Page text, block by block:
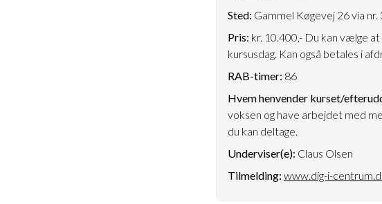
Sted: Gammel Køgevej 26 via
Pris: kr. 10.400,- Du kan vælge
kursusdag. Kan også betales i
RAB-timer: 86
Hvem henvender kurset/
voksen og have arbejdet med
du kan deltage.
Underviser(e): Claus Olsen
Tilmelding: www.dig-i-